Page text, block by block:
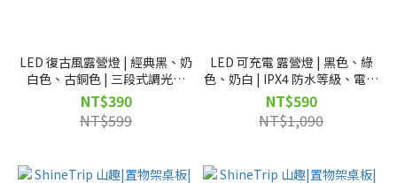
LED 復古風露營燈 | 經典黑、奶
白色、古銅色 | 三段式調光、
Type-C 充電、加厚鋁合金 |
D53102
NT$390
NT$599
LED 可充電 露營燈 | 黑色、綠
色、奶白 | IPX4 防水等級、電量
指示、280高流明 | D53103
NT$590
NT$1,090